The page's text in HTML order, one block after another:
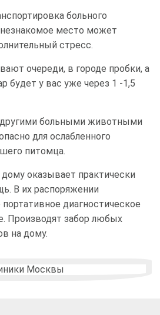
больного
место может
стресс.
очереди, в городе пробки, а
будет у вас уже через 1 -1,5
больными животными
для ослабленного
питомца.
дому оказывает практически
В их распоряжении
диагностическое
Производят забор любых
на дому.